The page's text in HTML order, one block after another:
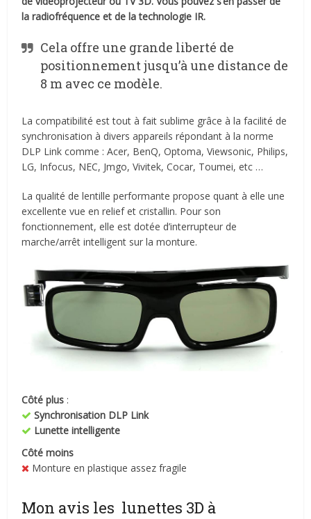
la radiofréquence et de la technologie IR.
Cela offre une grande liberté de
positionnement jusqu’à une distance de
8 m avec ce modèle.
La compatibilité est tout à fait sublime grâce à la facilité de
synchronisation à divers appareils répondant à la norme
DLP Link comme : Acer, BenQ, Optoma, Viewsonic, Philips,
LG, Infocus, NEC, Jmgo, Vivitek, Cocar, Toumei, etc …
La qualité de lentille performante propose quant à elle une
excellente vue en relief et cristallin. Pour son
fonctionnement, elle est dotée d’interrupteur de
marche/arrêt intelligent sur la monture.
Côté plus :
Synchronisation DLP Link
Lunette intelligente
Côté moins
Monture en plastique assez fragile
Mon avis les lunettes 3D à